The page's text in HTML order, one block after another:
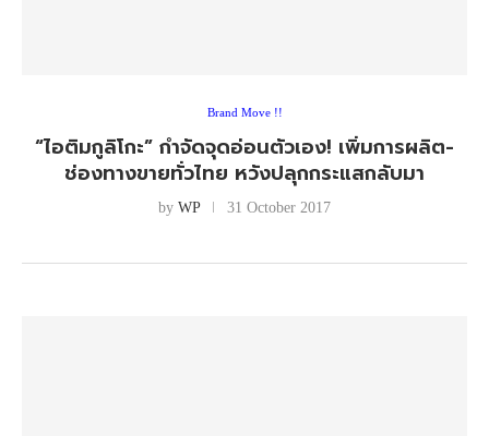
Brand Move !!
“ไอติมกูลิโกะ” กำจัดจุดอ่อนตัวเอง! เพิ่มการผลิต-
ช่องทางขายทั่วไทย หวังปลุกกระแสกลับมา
by WP 31 October 2017